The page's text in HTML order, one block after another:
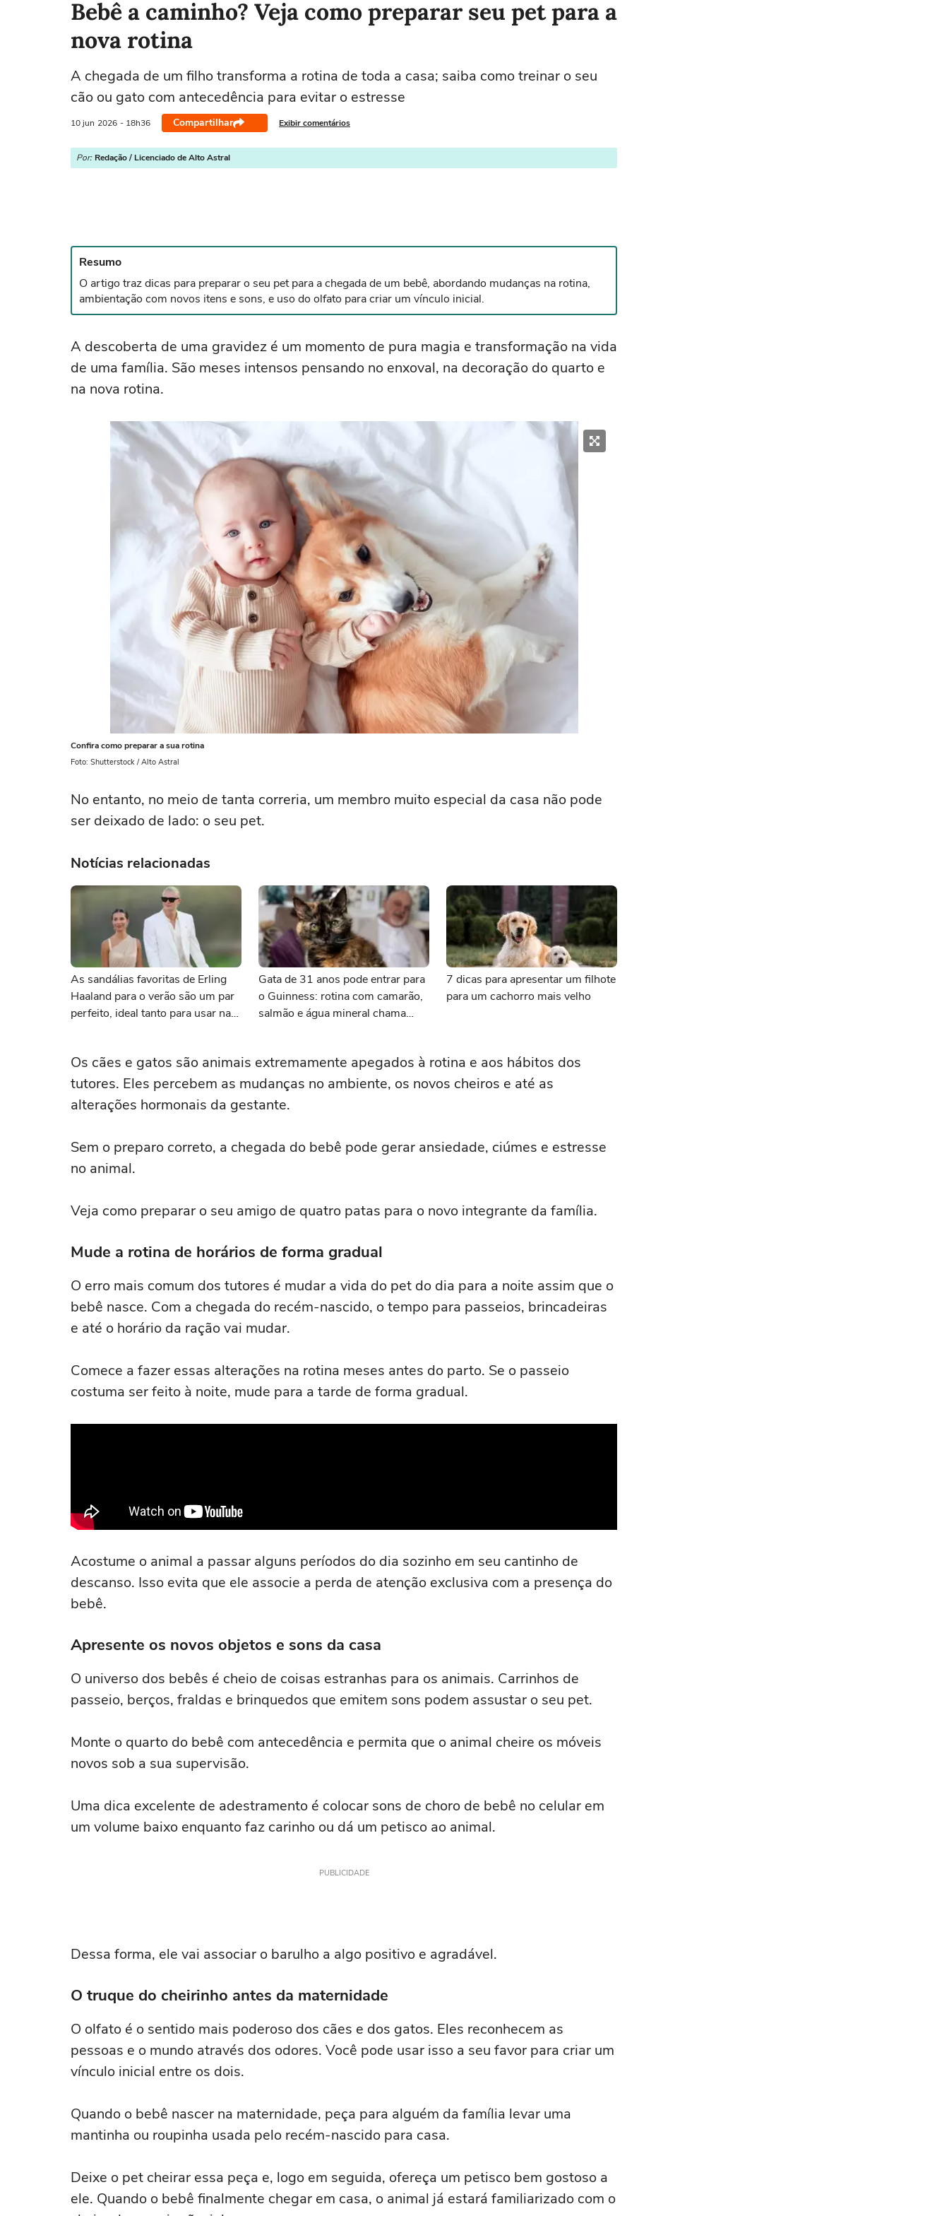
Bebê a caminho? Veja como preparar seu pet para a
nova rotina
A chegada de um filho transforma a rotina de toda a casa; saiba como treinar o seu
cão ou gato com antecedência para evitar o estresse
10 jun 2026 - 18h36 Compartilhar Exibir comentários
Por: Redação / Licenciado de Alto Astral
Resumo
O artigo traz dicas para preparar o seu pet para a chegada de um bebê, abordando mudanças na rotina,
ambientação com novos itens e sons, e uso do olfato para criar um vínculo inicial.
A descoberta de uma gravidez é um momento de pura magia e transformação na vida
de uma família. São meses intensos pensando no enxoval, na decoração do quarto e
na nova rotina.
Confira como preparar a sua rotina
Foto: Shutterstock / Alto Astral
No entanto, no meio de tanta correria, um membro muito especial da casa não pode
ser deixado de lado: o seu pet.
Notícias relacionadas
As sandálias favoritas de Erling
Haaland para o verão são um par
perfeito, ideal tanto para usar na
Gata de 31 anos pode entrar para
o Guinness: rotina com camarão,
salmão e água mineral chama
7 dicas para apresentar um filhote
para um cachorro mais velho
Os cães e gatos são animais extremamente apegados à rotina e aos hábitos dos
tutores. Eles percebem as mudanças no ambiente, os novos cheiros e até as
alterações hormonais da gestante.
Sem o preparo correto, a chegada do bebê pode gerar ansiedade, ciúmes e estresse
no animal.
Veja como preparar o seu amigo de quatro patas para o novo integrante da família.
Mude a rotina de horários de forma gradual
O erro mais comum dos tutores é mudar a vida do pet do dia para a noite assim que o
bebê nasce. Com a chegada do recém-nascido, o tempo para passeios, brincadeiras
e até o horário da ração vai mudar.
Comece a fazer essas alterações na rotina meses antes do parto. Se o passeio
costuma ser feito à noite, mude para a tarde de forma gradual.
Acostume o animal a passar alguns períodos do dia sozinho em seu cantinho de
descanso. Isso evita que ele associe a perda de atenção exclusiva com a presença do
bebê.
Apresente os novos objetos e sons da casa
O universo dos bebês é cheio de coisas estranhas para os animais. Carrinhos de
passeio, berços, fraldas e brinquedos que emitem sons podem assustar o seu pet.
Monte o quarto do bebê com antecedência e permita que o animal cheire os móveis
novos sob a sua supervisão.
Uma dica excelente de adestramento é colocar sons de choro de bebê no celular em
um volume baixo enquanto faz carinho ou dá um petisco ao animal.
PUBLICIDADE
Dessa forma, ele vai associar o barulho a algo positivo e agradável.
O truque do cheirinho antes da maternidade
O olfato é o sentido mais poderoso dos cães e dos gatos. Eles reconhecem as
pessoas e o mundo através dos odores. Você pode usar isso a seu favor para criar um
vínculo inicial entre os dois.
Quando o bebê nascer na maternidade, peça para alguém da família levar uma
mantinha ou roupinha usada pelo recém-nascido para casa.
Deixe o pet cheirar essa peça e, logo em seguida, ofereça um petisco bem gostoso a
ele. Quando o bebê finalmente chegar em casa, o animal já estará familiarizado com o